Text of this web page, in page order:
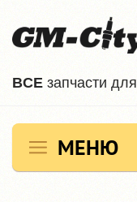
ВCE запчасти для
МЕНЮ